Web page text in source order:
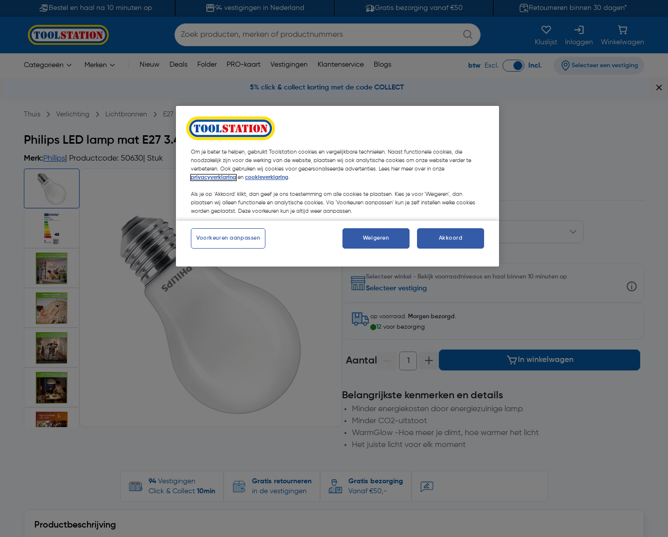
Bestel en haal na 10 minuten op 94 vestigingen in Nederland Gratis bezorging vanaf €50 Retourneren binnen 30 dagen*
Kluslijst Inloggen Winkelwagen
Categorieën Merken Nieuw Deals Folder PRO-kaart Vestigingen Klantenservice Blogs btw Excl. Incl. Selecteer een vestiging
5% click & collect korting met de code COLLECT
Thuis Verlichting Lichtbronnen E27 LED lampen
Philips LED lamp mat E27 3.4W 2200K-2700K Dimbaar
Merk:Philips | Productcode: 50630 | Stuk
Kies productvariant
Selecteer winkel - Bekijk voorraadniveaus en haal binnen 10 minuten op
Selecteer vestiging
op voorraad. Morgen bezorgd .
12 voor bezorging
Aantal In winkelwagen
Belangrijkste kenmerken en details
Minder energiekosten door energiezuinige lamp
Minder CO2-uitstoot
WarmGlow -Hoe meer je dimt, hoe warmer het licht
Het juiste licht voor elk moment
94 Vestigingen
Click & Collect 10min
Gratis retourneren
in de vestigingen
Gratis bezorging
Vanaf €50,-
Productbeschrijving
Om je beter te helpen, gebruikt Toolstation cookies en vergelijkbare technieken. Naast functionele cookies, die
noodzakelijk zijn voor de werking van de website, plaatsen wij ook analytische cookies om onze website verder te
verbeteren. Ook gebruiken wij cookies voor gepersonaliseerde advertenties. Lees hier meer over in onze
privacyverklaring en cookieverklaring.
Als je op 'Akkoord' klikt, dan geef je ons toestemming om alle cookies te plaatsen. Kies je voor 'Weigeren', dan
plaatsen wij alleen functionele en analytische cookies. Via 'Voorkeuren aanpassen' kun je zelf instellen welke cookies
worden geplaatst. Deze voorkeuren kun je altijd weer aanpassen.
Voorkeuren aanpassen Weigeren Akkoord